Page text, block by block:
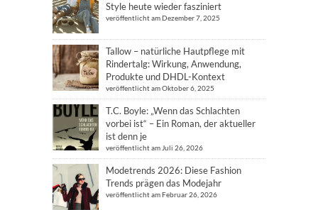
Style heute wieder fasziniert
veröffentlicht am Dezember 7, 2025
Tallow – natürliche Hautpflege mit
Rindertalg: Wirkung, Anwendung,
Produkte und DHDL-Kontext
veröffentlicht am Oktober 6, 2025
T.C. Boyle: „Wenn das Schlachten
vorbei ist“ – Ein Roman, der aktueller
ist denn je
veröffentlicht am Juli 26, 2026
Modetrends 2026: Diese Fashion
Trends prägen das Modejahr
veröffentlicht am Februar 26, 2026